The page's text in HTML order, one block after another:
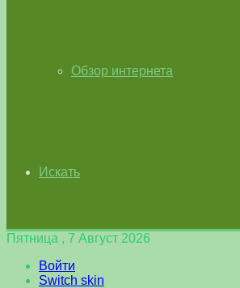
Обзор интернета
Искать
Пятница , 7 Август 2026
Войти
Switch skin